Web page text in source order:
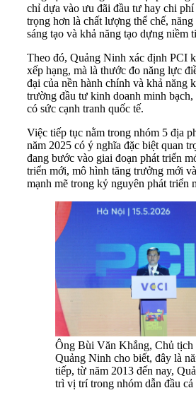
chỉ dựa vào ưu đãi đầu tư hay chi phí
trọng hơn là chất lượng thể chế,
sáng tạo và khả năng tạo dựng niềm
Theo đó, Quảng Ninh xác định PCI
xếp hạng, mà là thước đo năng lực
đại của nền hành chính và khả năng
trường đầu tư kinh doanh minh bạch,
có sức cạnh tranh quốc tế.
Việc tiếp tục nằm trong nhóm 5 địa
năm 2025 có ý nghĩa đặc biệt quan
đang bước vào giai đoạn phát triển
triển mới, mô hình tăng trưởng mới
mạnh mẽ trong kỷ nguyên phát triển
Ông Bùi Văn Khắng, Chủ
Quảng Ninh cho biết, đây là
tiếp, từ năm 2013 đến nay,
trì vị trí trong nhóm dẫn đầu